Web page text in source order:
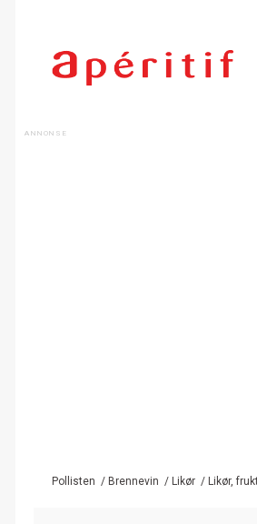
Pollisten / Brennevin / Likør / Likør,